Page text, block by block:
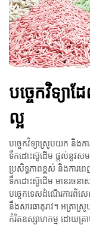
បច្ចេកវិទ្យ
ល្អ
បច្ចេកវិទ្យាស្រូបយក និងក
ទឹកដោះស៊ូដើម ផ្តល់នូវសមត្
ប្រសិទ្ធភាពខ្ពស់ និងការព
ទឹកដោះស៊ូដើម មានរចនាស
បច្ចេកទេសដំណើរការពិស
នឹងសារធាតុរាវ។ អត្រា
កំរិតឧស្សាហកម្ម ដោយគ្